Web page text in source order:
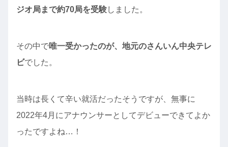
ジオ局まで約70局を受験しました。
その中で唯一受かったのが、地元のさんいん中央テレ
ビでした。
当時は長くて辛い就活だったそうですが、無事に
2022年4月にアナウンサーとしてデビューできてよか
ったですよね…！